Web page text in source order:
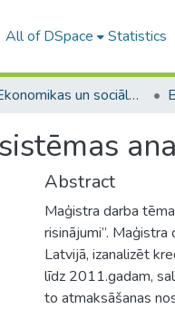
All of DSpace Statistics
A -- Ekonomikas un sociālo zinātņu fakultāte / Faculty of Economics and Social Sciences
Abstract
Maģistra darba
risinājumi”.
Latvijā, izanalizēt
līdz 2011.gadam,
to atmaksāšanas